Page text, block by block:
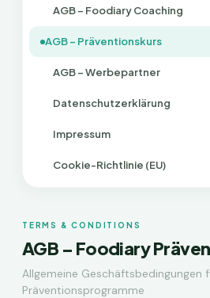
AGB – Foodiary Coaching
AGB – Präventionskurs
AGB – Werbepartner
Datenschutzerklärung
Impressum
Cookie-Richtlinie (EU)
TERMS & CONDITIONS
AGB – Foodiary
Allgemeine Geschäftsbedingungen
Präventionsprogramme